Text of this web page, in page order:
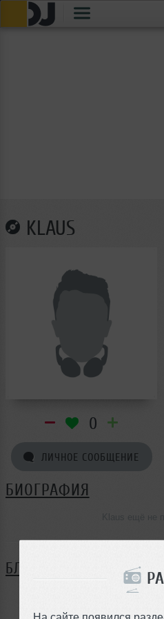
На сайте появился
KLAUS
0
ЛИЧНОЕ СООБЩЕНИЕ
БИОГРАФИЯ
БЛОГ